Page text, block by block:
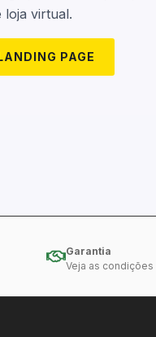
loja virtual.
PAGE
Garantia
Veja as condições